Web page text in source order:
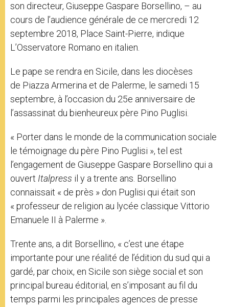
son directeur, Giuseppe Gaspare Borsellino, – au
cours de l’audience générale de ce mercredi 12
septembre 2018, Place Saint-Pierre, indique
L’Osservatore Romano en italien.
Le pape se rendra en Sicile, dans les diocèses
de Piazza Armerina et de Palerme, le samedi 15
septembre, à l’occasion du 25e anniversaire de
l’assassinat du bienheureux père Pino Puglisi.
« Porter dans le monde de la communication sociale
le témoignage du père Pino Puglisi », tel est
l’engagement de Giuseppe Gaspare Borsellino qui a
ouvert Italpress il y a trente ans. Borsellino
connaissait « de près » don Puglisi qui était son
« professeur de religion au lycée classique Vittorio
Emanuele II à Palerme ».
Trente ans, a dit Borsellino, « c’est une étape
importante pour une réalité de l’édition du sud qui a
gardé, par choix, en Sicile son siège social et son
principal bureau éditorial, en s’imposant au fil du
temps parmi les principales agences de presse